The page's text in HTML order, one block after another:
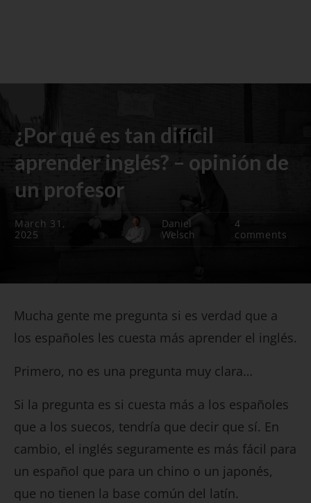
¿Por qué es tan difícil
aprender inglés? – opinión de
un profesor
March 31,
2025
Daniel
Welsch
4
comments
Mucha gente me pregunta si es verdad que a
los españoles les cuesta más aprender el inglés.
Primero, no es una pregunta muy clara…
Si la pregunta es si cuesta más a los españoles
que a los suecos, tendría que decir que sí. En
cambio, el inglés seguramente es más fácil para
un español que para un chino o un japonés,
que no tienen la base común del latín.